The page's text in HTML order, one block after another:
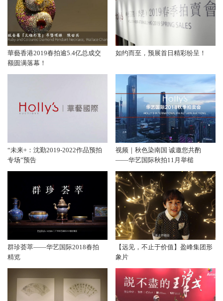
華藝香港2019春拍逾5.4亿总成交
额圆满落幕！
如约而至，预展首日精彩纷呈！
“未来+：沈勤2019-2022作品预拍
专场”预告
视频｜秋色染南国 诚邀您共酌
——华艺国际秋拍11月举槌
群珍荟萃——华艺国际2018春拍
精览
【远见，不止于价值】盈峰集团形
象片